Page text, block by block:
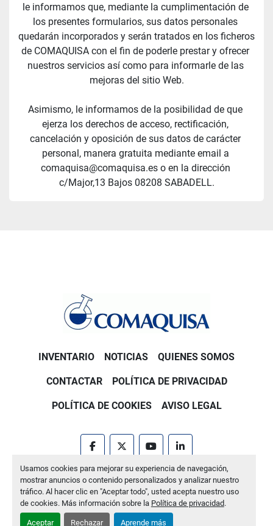
Usamos cookies para mejorar su experiencia de navegación,
mostrar anuncios o contenido personalizados y analizar nuestro
tráfico. Al hacer clic en "Aceptar todo", usted acepta nuestro uso
de cookies. Más información sobre la Política de privacidad.
Aceptar Rechazar Aprende más
le informamos que, mediante la cumplimentación de
los presentes formularios, sus datos personales
quedarán incorporados y serán tratados en los ficheros
de COMAQUISA con el fin de poderle prestar y ofrecer
nuestros servicios así como para informarle de las
mejoras del sitio Web.
Asimismo, le informamos de la posibilidad de que
ejerza los derechos de acceso, rectificación,
cancelación y oposición de sus datos de carácter
personal, manera gratuita mediante email a
comaquisa@comaquisa.es o en la dirección
c/Major,13 Bajos 08208 SABADELL.
INVENTARIO NOTICIAS QUIENES SOMOS
CONTACTAR POLÍTICA DE PRIVACIDAD
POLÍTICA DE COOKIES AVISO LEGAL
facebooktwitter youtubelinkedin
Machinio Systemsitio web deMachinio
Administrar cookies